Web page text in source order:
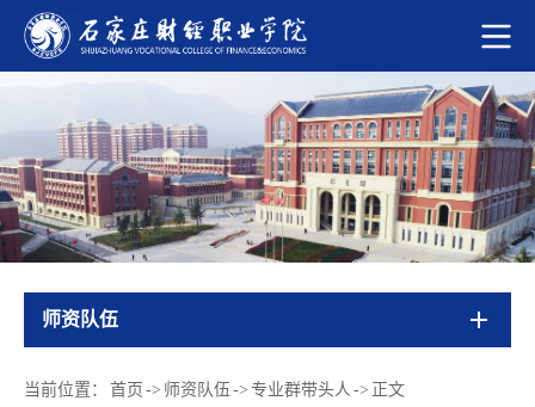
师资队伍
当前位置： 首页 -> 师资队伍 -> 专业群带头人 -> 正文